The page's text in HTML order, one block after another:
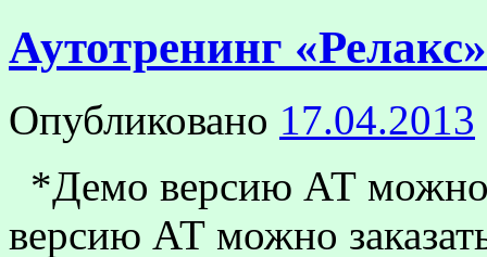
Аутотренинг «Релакс»
Опубликовано 17.04.2013
*Демо версию АТ можно
версию АТ можно